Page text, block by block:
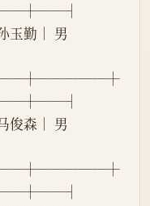
玉勤│ 男
俊森│ 男